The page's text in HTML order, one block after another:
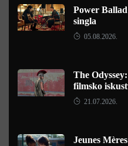
Power
singla
05.08.2026.
The
filmsko
21.07.2026.
Jeunes